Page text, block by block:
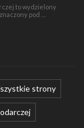
to wydzielony
pod …
strony